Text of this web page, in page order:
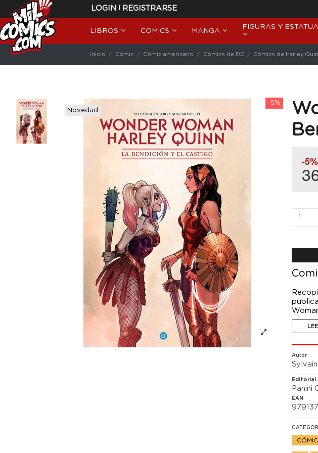
LOGIN | REGISTRARSE
LIBROS COMICS MANGA
FIGURAS Y
Inicio Cómic Cómic americano Cómics de DC Cómics de Harley
-5%
Novedad
-5%
entre
Autor
Editorial
Panini
EAN
CÓMIC